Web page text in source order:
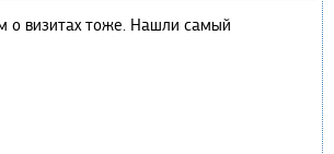
о визитах тоже. Нашли самый